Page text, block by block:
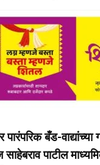
पारंपरिक बँड-
पाटील